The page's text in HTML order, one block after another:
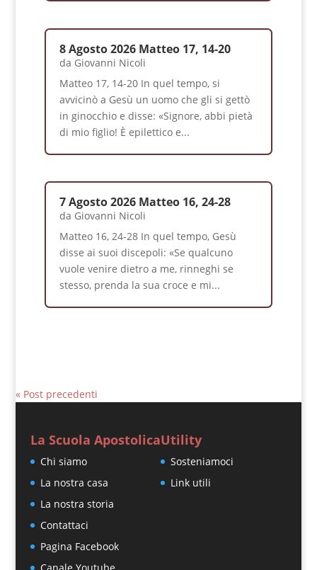
8 Agosto 2026 Matteo 17, 14-20
da Giovanni Nicoli
Matteo 17, 14-20 In quel tempo, si
avvicinò a Gesù un uomo che gli si gettò
in ginocchio e disse: «Signore, abbi pietà
di mio figlio! È epilettico e...
7 Agosto 2026 Matteo 16, 24-28
da Giovanni Nicoli
Matteo 16, 24-28 In quel tempo, Gesù
disse ai suoi discepoli: «Se qualcuno
vuole venire dietro a me, rinneghi se
stesso, prenda la sua croce e mi...
« Post precedenti
La Scuola Apostolica
Chi siamo
La nostra casa
La nostra storia
Contattaci
Pagina Facebook
Canale Youtube
Utility
Sosteniamoci
Link utili